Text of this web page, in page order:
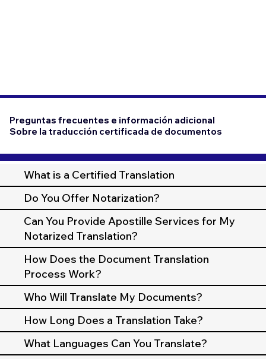
Preguntas frecuentes e información adicional
Sobre la traducción certificada de documentos
What is a Certified Translation
Do You Offer Notarization?
Can You Provide Apostille Services for My
Notarized Translation?
How Does the Document Translation
Process Work?
Who Will Translate My Documents?
How Long Does a Translation Take?
What Languages Can You Translate?